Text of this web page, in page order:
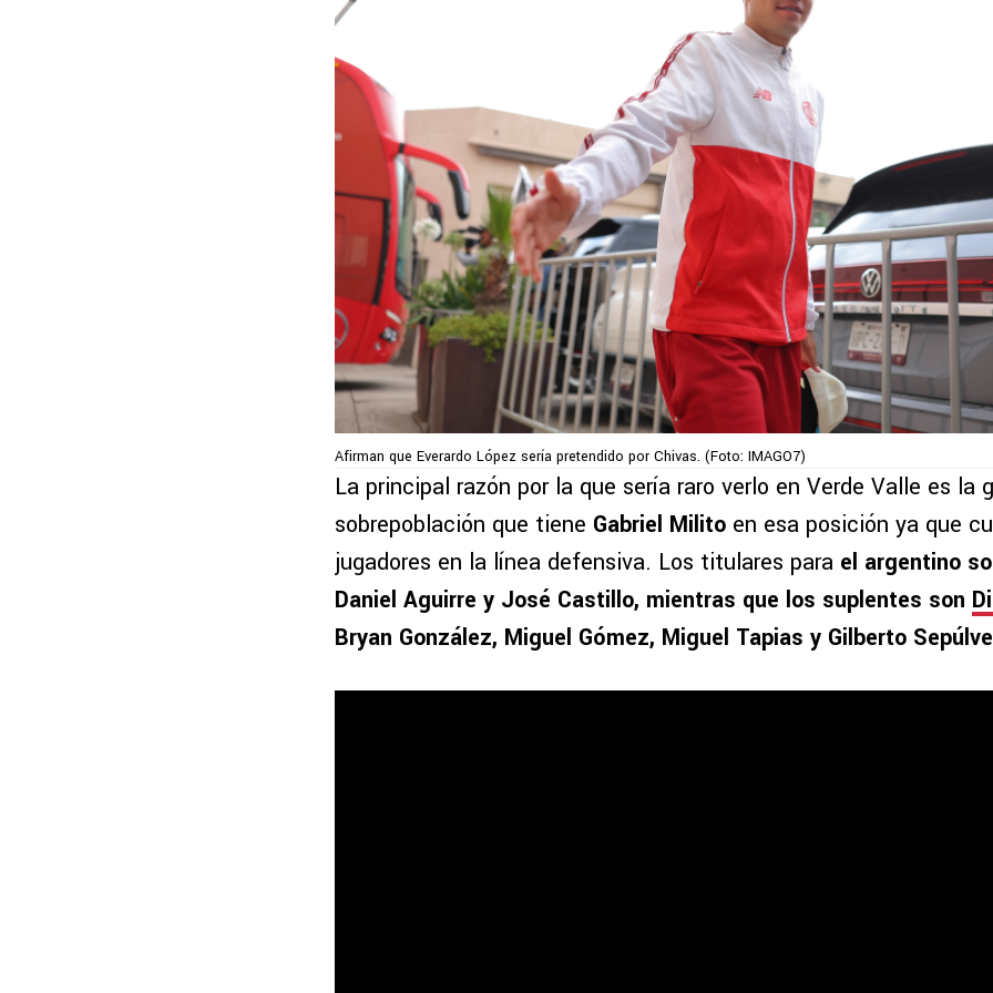
Afirman que Everardo López sería pretendido por Chivas. (Foto: IMAGO7)
La principal razón por la que sería raro verlo en Verde Valle es la
sobrepoblación que tiene Gabriel Milito en esa posición ya que
jugadores en la línea defensiva. Los titulares para el argentino
Daniel Aguirre y José Castillo, mientras que los suplentes son
Bryan González, Miguel Gómez, Miguel Tapias y Gilberto